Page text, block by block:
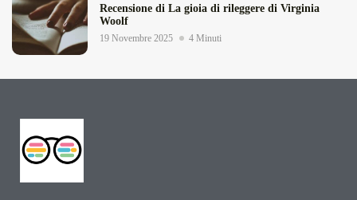
Recensione di La gioia di rileggere di Virginia
Woolf
19 Novembre 2025 4 Minuti